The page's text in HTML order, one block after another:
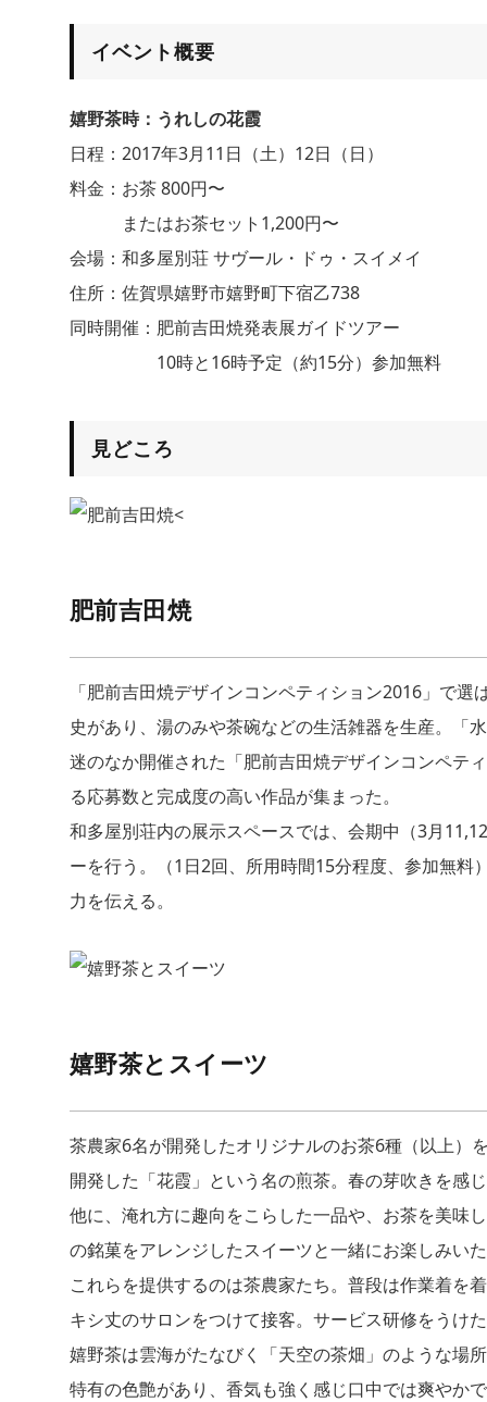
イベント概要
嬉野茶時：うれしの花霞
日程：2017年3⽉11⽇（⼟）12⽇（⽇）
料金：お茶 800円〜
またはお茶セット1,200円〜
会場：和多屋別荘 サヴール・ドゥ・スイメイ
住所：佐賀県嬉野市嬉野町下宿乙738
同時開催：肥前吉⽥焼発表展ガイドツアー
10時と16時予定（約15分）参加無料
見どころ
肥前吉⽥焼
「肥前吉⽥焼デザインコンペティション2016」で
史があり、湯のみや茶碗などの⽣活雑器を⽣産。「
迷のなか開催された「肥前吉⽥焼デザインコンペテ
る応募数と完成度の⾼い作品が集まった。
和多屋別荘内の展⽰スペースでは、会期中（3⽉
ーを⾏う。（1⽇2回、所⽤時間15分程度、参加無
⼒を伝える。
嬉野茶とスイーツ
茶農家6名が開発したオリジナルのお茶6種（以上）
開発した「花霞」という名の煎茶。春の芽吹きを感
他に、淹れ⽅に趣向をこらした⼀品や、お茶を美味
の銘菓をアレンジしたスイーツと⼀緒にお楽しみい
これらを提供するのは茶農家たち。普段は作業着を
キシ丈のサロンをつけて接客。サービス研修をうけ
嬉野茶は雲海がたなびく「天空の茶畑」のような場
特有の⾊艶があり、⾹気も強く感じ⼝中では爽やか